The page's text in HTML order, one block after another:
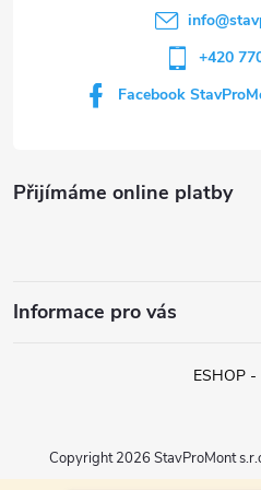
Přijímáme online platby
Informace pro vás
info@
+420
Facebook
ESHOP -
Copyright 2026 StavProMont